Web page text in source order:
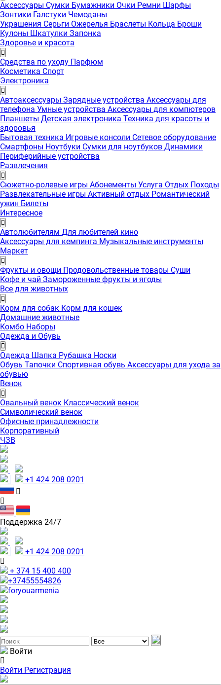
Аксессуары Сумки Бумажники Очки Ремни Шарфы
Зонтики Галстуки Чемоданы
Украшения Серьги Ожерелья Браслеты Кольца Броши
Кулоны Шкатулки Запонка
Здоровье и красота
Средства по уходу Парфюм
Косметика Спорт
Электроника
Автоаксессуары Зарядные устройства Аксессуары для
телефона Умные устройства Аксессуары для компютеров
Планшеты Детская электроника Техника для красоты и
здоровья
Бытовая техника Игровые консоли Сетевое оборудование
Смартфоны Ноутбуки Сумки для ноутбуков Динамики
Периферийные устройства
Развлечения
Сюжетно-ролевые игры Абонементы Услуга Отдых Походы
Развлекательные игры Активный отдых Романтический
ужин Билеты
Интересноe
Автолюбителям Для любителей кино
Аксессуары для кемпинга Музыкальные инструменты
Маркет
Фрукты и овощи Продовольственные товары Суши
Кофе и чай Замороженные фрукты и ягоды
Все для животных
Корм для собак Корм для кошек
Домашние животные
Комбо Наборы
Одежда и Обувь
Одежда Шапка Рубашка Носки
Обувь Тапочки Спортивная обувь Аксессуары для ухода за
обувью
Венок
Овальный венок Классический венок
Символический венок
Офисные принадлежности
Корпоративный
ЧЗВ
+1 424 208 0201
Поддержка 24/7
+1 424 208 0201
+ 374 15 400 400
+37455554826
foryouarmenia
Войти
Войти Регистрация